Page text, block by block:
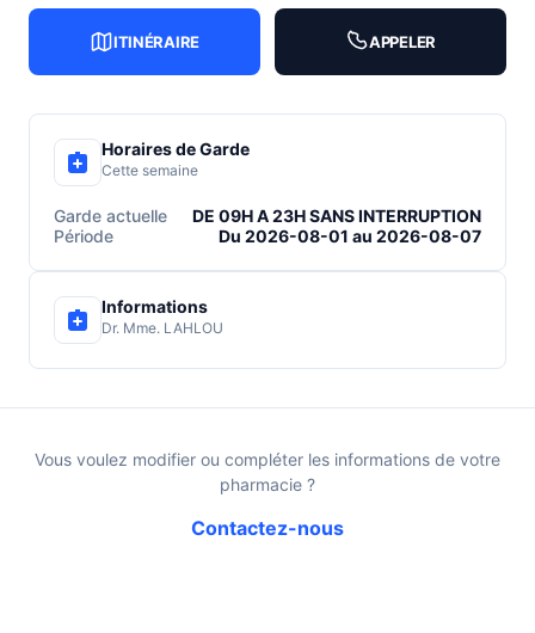
ITINÉRAIRE APPELER
Horaires de Garde
Cette semaine
Garde actuelle
DE 09H A 23H SANS INTERRUPTION
Période
Du 2026-08-01 au 2026-08-07
Informations
Dr. Mme. LAHLOU
Vous voulez modifier ou compléter les informations de votre
pharmacie ?
Contactez-nous